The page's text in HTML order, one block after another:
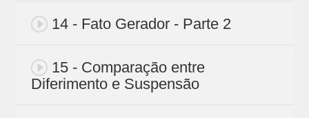
14 - Fato Gerador - Parte 2
15 - Comparação entre
Diferimento e Suspensão